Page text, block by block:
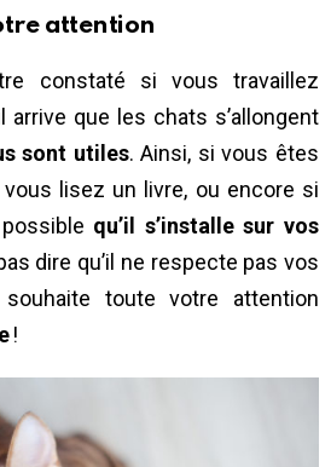
attention
constaté si vous travaillez
que les chats s’allongent
sont utiles. Ainsi, si vous êtes
lisez un livre, ou encore si
qu’il s’installe sur vos
dire qu’il ne respecte pas vos
souhaite toute votre attention
!